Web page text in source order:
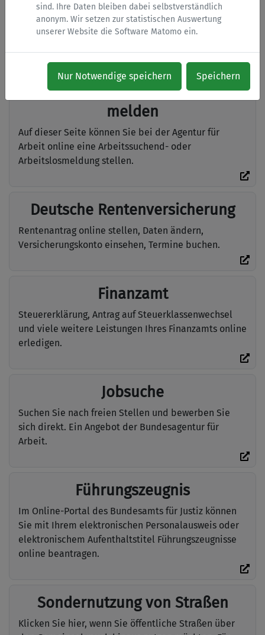
sind. Ihre Daten bleiben dabei selbstverständlich
anonym. Wir setzen zur statistischen Auswertung
unserer Website die Software Matomo ein.
Nur Notwendige speichern Speichern
Arbeitslosengeld II
Auf dieser Seite können Sie Ihren Antrag auf
Arbeitssuchend oder arbeitslos
melden
Auf dieser Seite können Sie bei der Agentur für
Arbeit online eine Arbeitssuchend- oder
Arbeitslosmeldung stellen.
Deutsche Rentenversicherung
Rentenantrag online stellen, Daten ändern,
Versicherungskonto einsehen, Termine buchen.
Finanzamt
Steuererklärung, Antrag auf Steuerklassenwechsel
und viele weitere Leistungen Ihres Finanzamts online
erledigen.
Jobsuche
Suchen Sie nach freien Stellen und bewerben Sie
sich direkt. Ein Angebot der Bundesagentur für
Arbeit.
Führungszeugnis
Im Online-Portal des Bundesamts für Justiz können
Sie mit Ihrem elektronischen Personalausweis oder
elektronischem Aufenthaltstitel Führungszeugnisse
online beantragen.
Sondernutzung von Straßen
Klicken Sie hier, wenn Sie öffentliche Straßen über